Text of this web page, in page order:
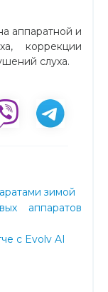
аппаратной и
коррекции
слуха.
зимой
аппаратов
с Evolv AI